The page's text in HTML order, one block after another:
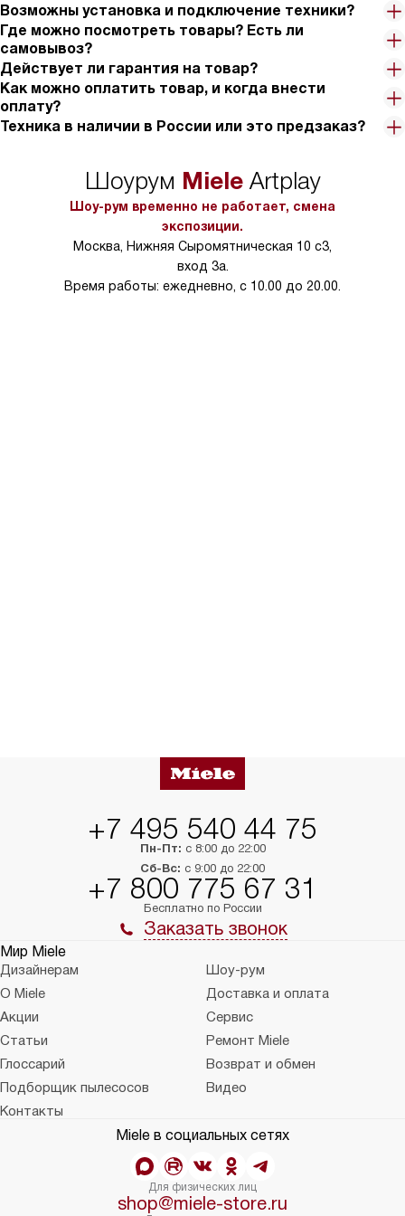
Возможны установка и подключение техники?
Где можно посмотреть товары? Есть ли
самовывоз?
Действует ли гарантия на товар?
Как можно оплатить товар, и когда внести
оплату?
Техника в наличии в России или это предзаказ?
Шоурум MieleArtplay
Шоу-рум временно не работает, смена
экспозиции.
Москва, Нижняя Сыромятническая 10 с3,
вход 3а.
Время работы: ежедневно, с 10.00 до 20.00.
+7 495 540 44 75
Пн-Пт: с 8:00 до 22:00
Сб-Вс: с 9:00 до 22:00
+7 800 775 67 31
Бесплатно по России
Заказать звонок
Мир Miele
Дизайнерам
Шоу-рум
О Miele
Доставка и оплата
Акции
Сервис
Статьи
Ремонт Miele
Глоссарий
Возврат и обмен
Подборщик пылесосов
Видео
Контакты
Miele в социальных сетях
Для физических лиц
shop@miele-store.ru